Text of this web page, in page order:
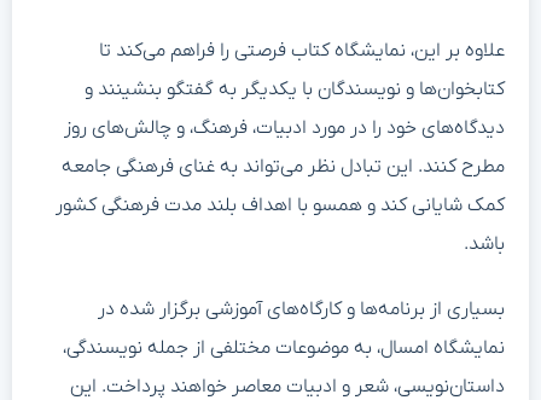
علاوه بر این، نمایشگاه کتاب فرصتی را فراهم می‌کند تا
کتابخوان‌ها و نویسندگان با یکدیگر به گفتگو بنشینند و
دیدگاه‌های خود را در مورد ادبیات، فرهنگ، و چالش‌های روز
مطرح کنند. این تبادل نظر می‌تواند به غنای فرهنگی جامعه
کمک شایانی کند و همسو با اهداف بلند مدت فرهنگی کشور
باشد.
بسیاری از برنامه‌ها و کارگاه‌های آموزشی برگزار شده در
نمایشگاه امسال، به موضوعات مختلفی از جمله نویسندگی،
داستان‌نویسی، شعر و ادبیات معاصر خواهند پرداخت. این